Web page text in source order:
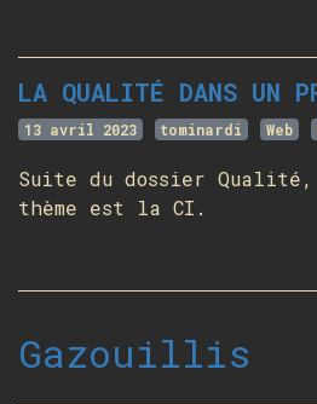
13 avril 2023 tominardi Web
Suite du dossier
thème est la CI.
Gazouillis